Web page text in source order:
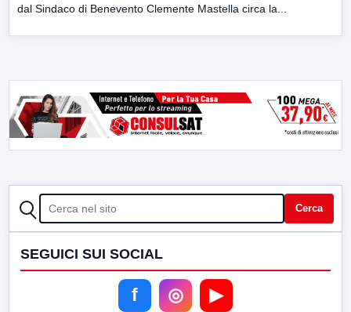
dal Sindaco di Benevento Clemente Mastella circa la...
CERCA Cerca
SEGUICI SUI SOCIAL
f ◎ ▶